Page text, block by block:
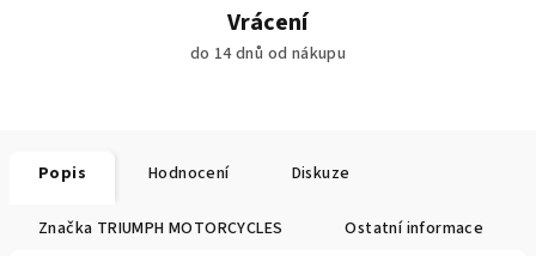
Vrácení
do 14 dnů od nákupu
Popis Hodnocení Diskuze
Značka TRIUMPH MOTORCYCLES Ostatní informace